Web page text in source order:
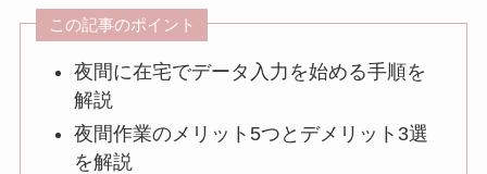
この記事のポイント
夜間に在宅でデータ入力を始める手順を
解説
夜間作業のメリット5つとデメリット3選
を解説